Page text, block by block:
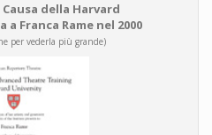
della Harvard
Franca Rame nel 2000
per vederla più grande)